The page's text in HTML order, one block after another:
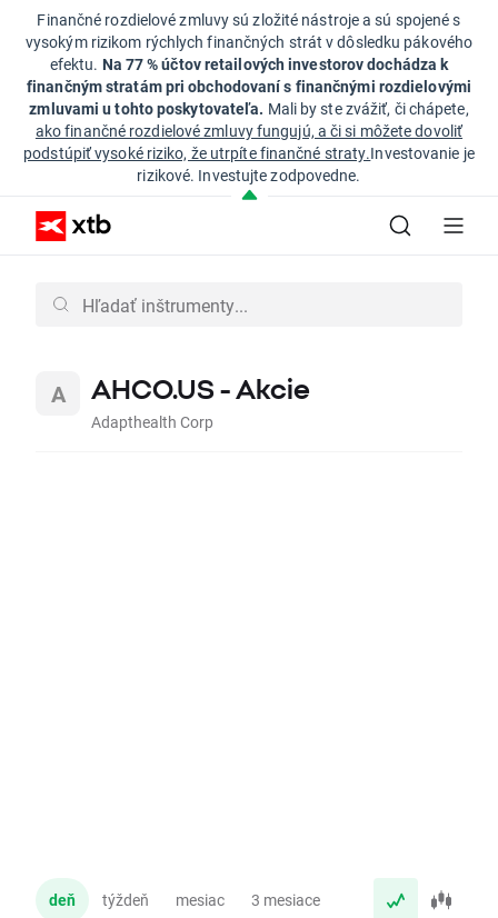
Finančné rozdielové zmluvy sú zložité nástroje a sú spojené s
vysokým rizikom rýchlych finančných strát v dôsledku pákového
efektu. Na 77 % účtov retailových investorov dochádza k
finančným stratám pri obchodovaní s finančnými rozdielovými
zmluvami u tohto poskytovateľa. Mali by ste zvážiť, či chápete,
ako finančné rozdielové zmluvy fungujú, a či si môžete dovoliť
podstúpiť vysoké riziko, že utrpíte finančné straty.Investovanie je
rizikové. Investujte zodpovedne.
AHCO.US - Akcie
Adapthealth Corp
deň týždeň mesiac 3 mesiace